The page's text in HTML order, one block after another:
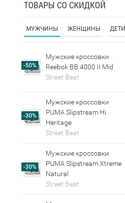
ТОВАРЫ СО СКИДКОЙ
МУЖЧИНЫ ЖЕНЩИНЫ ДЕТИ
-50%
Мужские кроссовки
Reebok BB 4000 II Mid
Street Beat
-30%
Мужские кроссовки
PUMA Slipstream Hi
Heritage
Street Beat
-30%
Мужские кроссовки
PUMA Slipstream Xtreme
Natural
Street Beat